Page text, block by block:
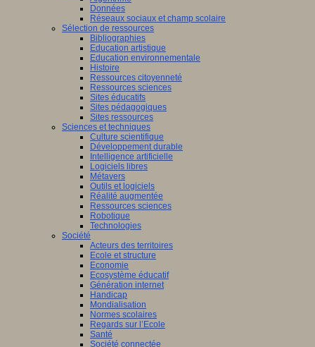
Données
Réseaux sociaux et champ scolaire
Sélection de ressources
Bibliographies
Education artistique
Education environnementale
Histoire
Ressources citoyenneté
Ressources sciences
Sites éducatifs
Sites pédagogiques
Sites ressources
Sciences et techniques
Culture scientifique
Développement durable
Intelligence artificielle
Logiciels libres
Métavers
Outils et logiciels
Réalité augmentée
Ressources sciences
Robotique
Technologies
Société
Acteurs des territoires
Ecole et structure
Economie
Ecosystème éducatif
Génération internet
Handicap
Mondialisation
Normes scolaires
Regards sur l’Ecole
Santé
Société connectée